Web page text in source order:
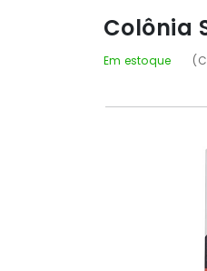
Colônia
Em estoque